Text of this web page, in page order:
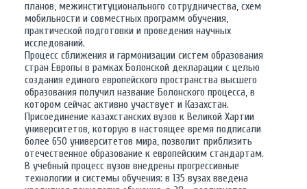
планов, межинституционального сотрудничества, схем
мобильности и совместных программ обучения,
практической подготовки и проведения научных
исследований.
Процесс сближения и гармонизации систем образования
стран Европы в рамках Болонской декларации с целью
создания единого европейского пространства высшего
образования получил название Болонского процесса, в
котором сейчас активно участвует и Казахстан.
Присоединение казахстанских вузов к Великой Хартии
университетов, которую в настоящее время подписали
более 650 университетов мира, позволит приблизить
отечественное образование к европейским стандартам.
В учебный процесс вузов внедрены прогрессивные
технологии и системы обучения: в 135 вузах введена